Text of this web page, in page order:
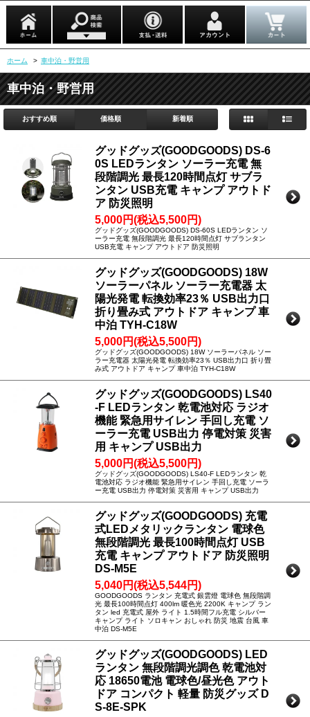
ホーム > 車中泊・野営用
車中泊・野営用
おすすめ順 価格順 新着順
グッドグッズ(GOODGOODS) DS-6
0S LEDランタン ソーラー充電 無
段階調光 最長120時間点灯 サブラ
ンタン USB充電 キャンプ アウトド
ア 防災照明
5,000円(税込5,500円)
グッドグッズ(GOODGOODS) DS-60S LEDランタン ソ
ーラー充電 無段階調光 最長120時間点灯 サブランタン
USB充電 キャンプ アウトドア 防災照明
グッドグッズ(GOODGOODS) 18W
ソーラーパネル ソーラー充電器 太
陽光発電 転換効率23％ USB出力口
折り畳み式 アウトドア キャンプ 車
中泊 TYH-C18W
5,000円(税込5,500円)
グッドグッズ(GOODGOODS) 18W ソーラーパネル ソー
ラー充電器 太陽光発電 転換効率23％ USB出力口 折り畳
み式 アウトドア キャンプ 車中泊 TYH-C18W
グッドグッズ(GOODGOODS) LS40
-F LEDランタン 乾電池対応 ラジオ
機能 緊急用サイレン 手回し充電 ソ
ーラー充電 USB出力 停電対策 災害
用 キャンプ USB出力
5,000円(税込5,500円)
グッドグッズ(GOODGOODS) LS40-F LEDランタン 乾
電池対応 ラジオ機能 緊急用サイレン 手回し充電 ソーラ
ー充電 USB出力 停電対策 災害用 キャンプ USB出力
グッドグッズ(GOODGOODS) 充電
式LEDメタリックランタン 電球色
無段階調光 最長100時間点灯 USB
充電 キャンプ アウトドア 防災照明
DS-M5E
5,040円(税込5,544円)
GOODGOODS ランタン 充電式 銀雲燈 電球色 無段階調
光 最長100時間点灯 400lm 暖色光 2200K キャンプ ラン
タン led 充電式 屋外 ライト 1.5時間フル充電 シルバー
キャンプ ライト ソロキャン おしゃれ 防災 地震 台風 車
中泊 DS-M5E
グッドグッズ(GOODGOODS) LED
ランタン 無段階調光調色 乾電池対
応 18650電池 電球色/昼光色 アウト
ドア コンパクト 軽量 防災グッズ D
S-8E-SPK